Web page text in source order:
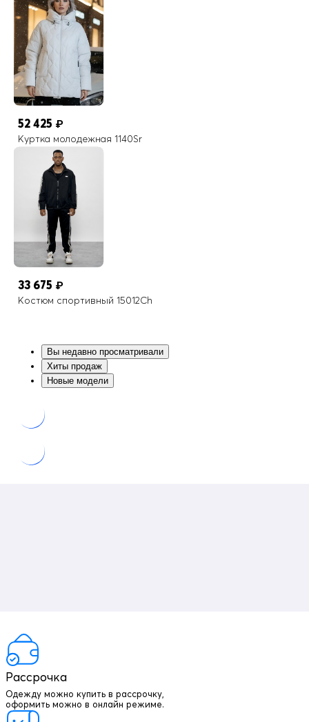
52 425 ₽
Куртка молодежная 1140Sr
33 675 ₽
Костюм спортивный 15012Ch
Вы недавно просматривали
Хиты продаж
Новые модели
Рассрочка
Одежду можно купить в рассрочку,
оформить можно в онлайн режиме.